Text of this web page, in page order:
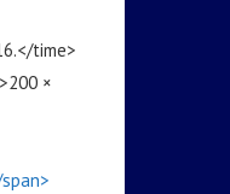
time>
×